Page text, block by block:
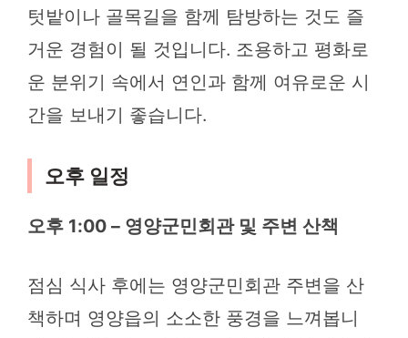
텃밭이나 골목길을 함께 탐방하는 것도 즐
거운 경험이 될 것입니다. 조용하고 평화로
운 분위기 속에서 연인과 함께 여유로운 시
간을 보내기 좋습니다.
오후 일정
오후 1:00 – 영양군민회관 및 주변 산책
점심 식사 후에는 영양군민회관 주변을 산
책하며 영양읍의 소소한 풍경을 느껴봅니